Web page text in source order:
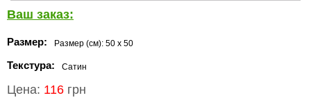
Ваш заказ:
Размер: Размер (см): 50 x 50
Текстура: Сатин
Цена: 116 грн